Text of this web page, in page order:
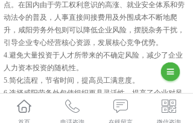
点。在国内由于劳工权利意识的高涨、就业安全体系和劳
动法令的普及，人事直接间接费用及外围成本不断地爬
升，咸阳劳务外包则可以降低企业风险，摆脱杂务干扰，
引导企业专心经营核心资源，发展核心竞争优势。
4.避免大量投资于人才所带来的不确定风险，减少了企业
人力资本投资的随机性。
5.简化流程，节省时间，提高员工满意度。
6.选择咸阳劳务外包使组织更具灵活性，提高了企业对风
险的应变能力。
长武人力资源外包多少钱？长武劳务派遣报价？长武劳务